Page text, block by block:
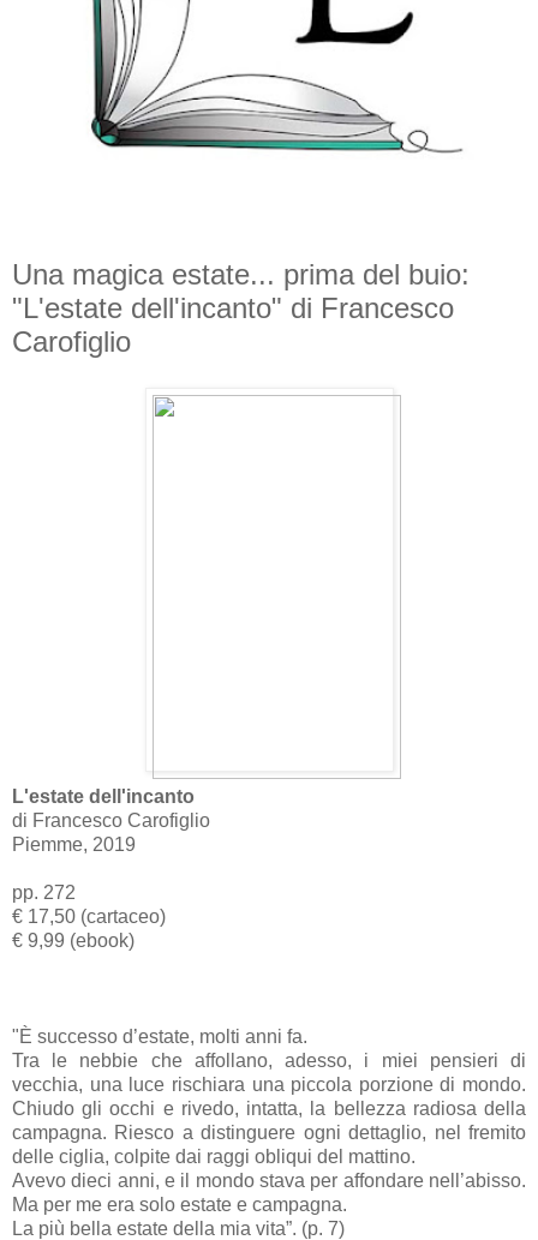
Una magica estate... prima del buio:
"L'estate dell'incanto" di Francesco
Carofiglio
L'estate dell'incanto
di Francesco Carofiglio
Piemme, 2019
pp. 272
€ 17,50 (cartaceo)
€ 9,99 (ebook)
"È successo d’estate, molti anni fa.
Tra le nebbie che affollano, adesso, i miei pensieri di
vecchia, una luce rischiara una piccola porzione di mondo.
Chiudo gli occhi e rivedo, intatta, la bellezza radiosa della
campagna. Riesco a distinguere ogni dettaglio, nel fremito
delle ciglia, colpite dai raggi obliqui del mattino.
Avevo dieci anni, e il mondo stava per affondare nell’abisso.
Ma per me era solo estate e campagna.
La più bella estate della mia vita”. (p. 7)